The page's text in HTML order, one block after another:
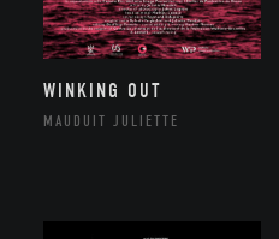
WINKING OUT
MAUDUIT JULIETTE